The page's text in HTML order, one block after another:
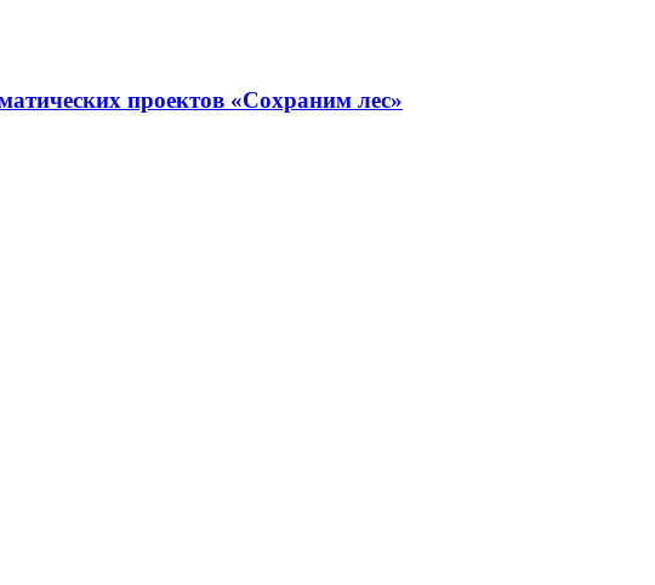
проектов «Сохраним лес»